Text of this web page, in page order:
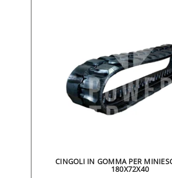
CINGOLI IN GOMMA PER
180X72X40